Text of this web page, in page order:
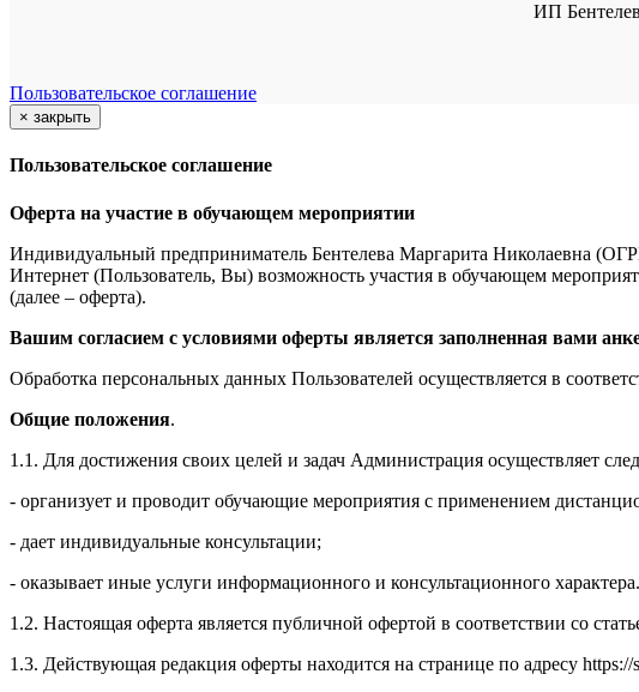
ИП
Пользовательское соглашение
× закрыть
Пользовательское соглашение
Оферта на участие в обучающем мероприятии
Индивидуальный предприниматель Бентелева Маргарита Николаевна
Интернет (Пользователь, Вы) возможность участия в обучающем
(далее – оферта).
Вашим согласием с условиями оферты является заполненная вами
Обработка персональных данных Пользователей осуществляется в
Общие положения.
1.1. Для достижения своих целей и задач Администрация осуществляет
- организует и проводит обучающие мероприятия с применением
- дает индивидуальные консультации;
- оказывает иные услуги информационного и консультационного характера.
1.2. Настоящая оферта является публичной офертой в соответствии со
1.3. Действующая редакция оферты находится на странице по адресу https://